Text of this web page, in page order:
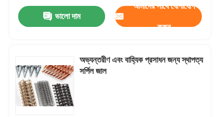
ভালো দাম
আমাদের সাথে যোগাযোগ
করুন
অভ্যন্তরীণ এবং বাহ্যিক প্রসাধন জন্য স্থাপত্য
সর্পিল জাল